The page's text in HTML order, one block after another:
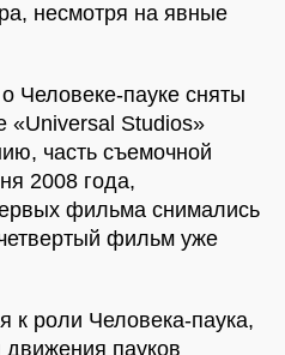
несмотря на явные
Человеке-пауке сняты
«Universal Studios»
часть съемочной
2008 года,
фильма снимались
фильм уже
к роли Человека-паука,
пауков